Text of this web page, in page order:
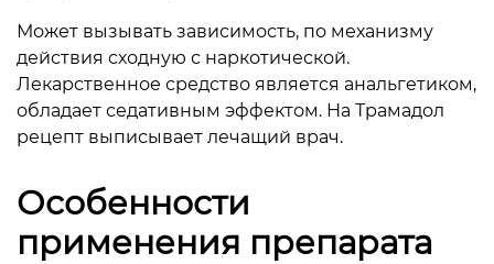
Может вызывать зависимость, по механизму
действия сходную с наркотической.
Лекарственное средство является анальгетиком,
обладает седативным эффектом. На Трамадол
рецепт выписывает лечащий врач.
Особенности
применения препарата